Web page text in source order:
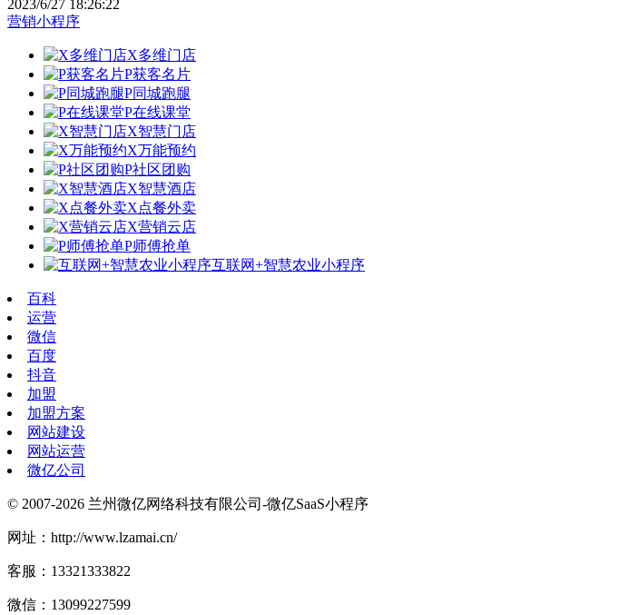
2023/6/27 18:26:22
营销小程序
X多维门店
P获客名片
P同城跑腿
P在线课堂
X智慧门店
X万能预约
P社区团购
X智慧酒店
X点餐外卖
X营销云店
P师傅抢单
互联网+智慧农业小程序
百科
运营
微信
百度
抖音
加盟
加盟方案
网站建设
网站运营
微亿公司
© 2007-2026 兰州微亿网络科技有限公司-微亿SaaS小程序
网址：http://www.lzamai.cn/
客服：13321333822
微信：13099227599